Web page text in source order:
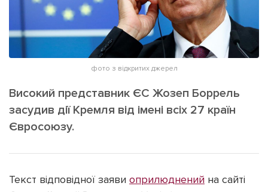
Інтерв'ю
Картки
Репортаж
Погляди
Ініціативи
Лонгріди
Прес-релізи
Фото/Відео
Made in Lviv
Зв'язатися з нами
фото з відкритих джерел
Високий представник ЄС Жозеп Боррель
засудив дії Кремля від імені всіх 27 країн
Євросоюзу.
Текст відповідної заяви оприлюднений на сайті